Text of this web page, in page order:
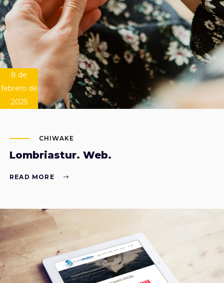
8 de
febrero de
2025
CHIWAKE
Lombriastur. Web.
READ MORE